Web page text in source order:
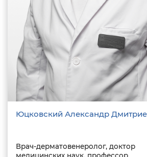
Юцковский Александр
Врач-дерматовенеролог, доктор